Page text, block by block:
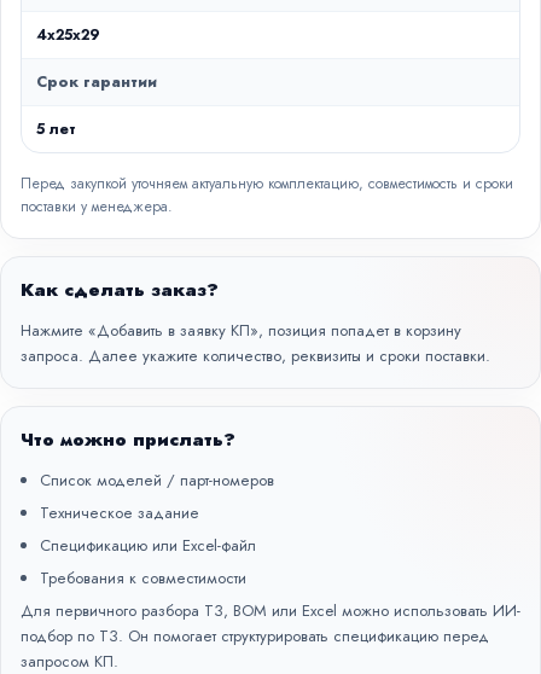
4x25x29
Срок гарантии
5 лет
Перед закупкой уточняем актуальную комплектацию, совместимость и сроки
поставки у менеджера.
Как сделать заказ?
Нажмите «Добавить в заявку КП», позиция попадет в корзину
запроса. Далее укажите количество, реквизиты и сроки поставки.
Что можно прислать?
Список моделей / парт-номеров
Техническое задание
Спецификацию или Excel-файл
Требования к совместимости
Для первичного разбора ТЗ, BOM или Excel можно использовать ИИ-
подбор по ТЗ. Он помогает структурировать спецификацию перед
запросом КП.